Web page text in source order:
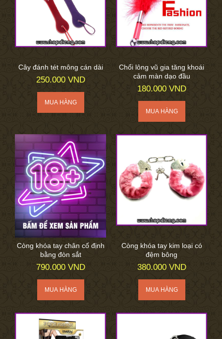
Cây đánh tét mông cán dài
250.000 VND
Chổi lông vũ gia tăng khoái
cảm màn dạo đầu
180.000 VND
Còng khóa tay chân cố định
bằng đòn sắt
790.000 VND
Còng khóa tay kim loại có
đệm bông
380.000 VND